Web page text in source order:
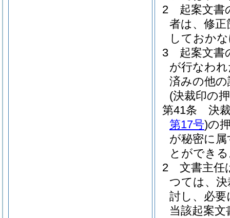
2
起案文書
者は、修
しておか
3
起案文書
が行なわ
済みの他
(決裁印の
第41条
決
第17号)の
が秘密に
とができ
2
文書主任
つては、
討し、必
当該起案